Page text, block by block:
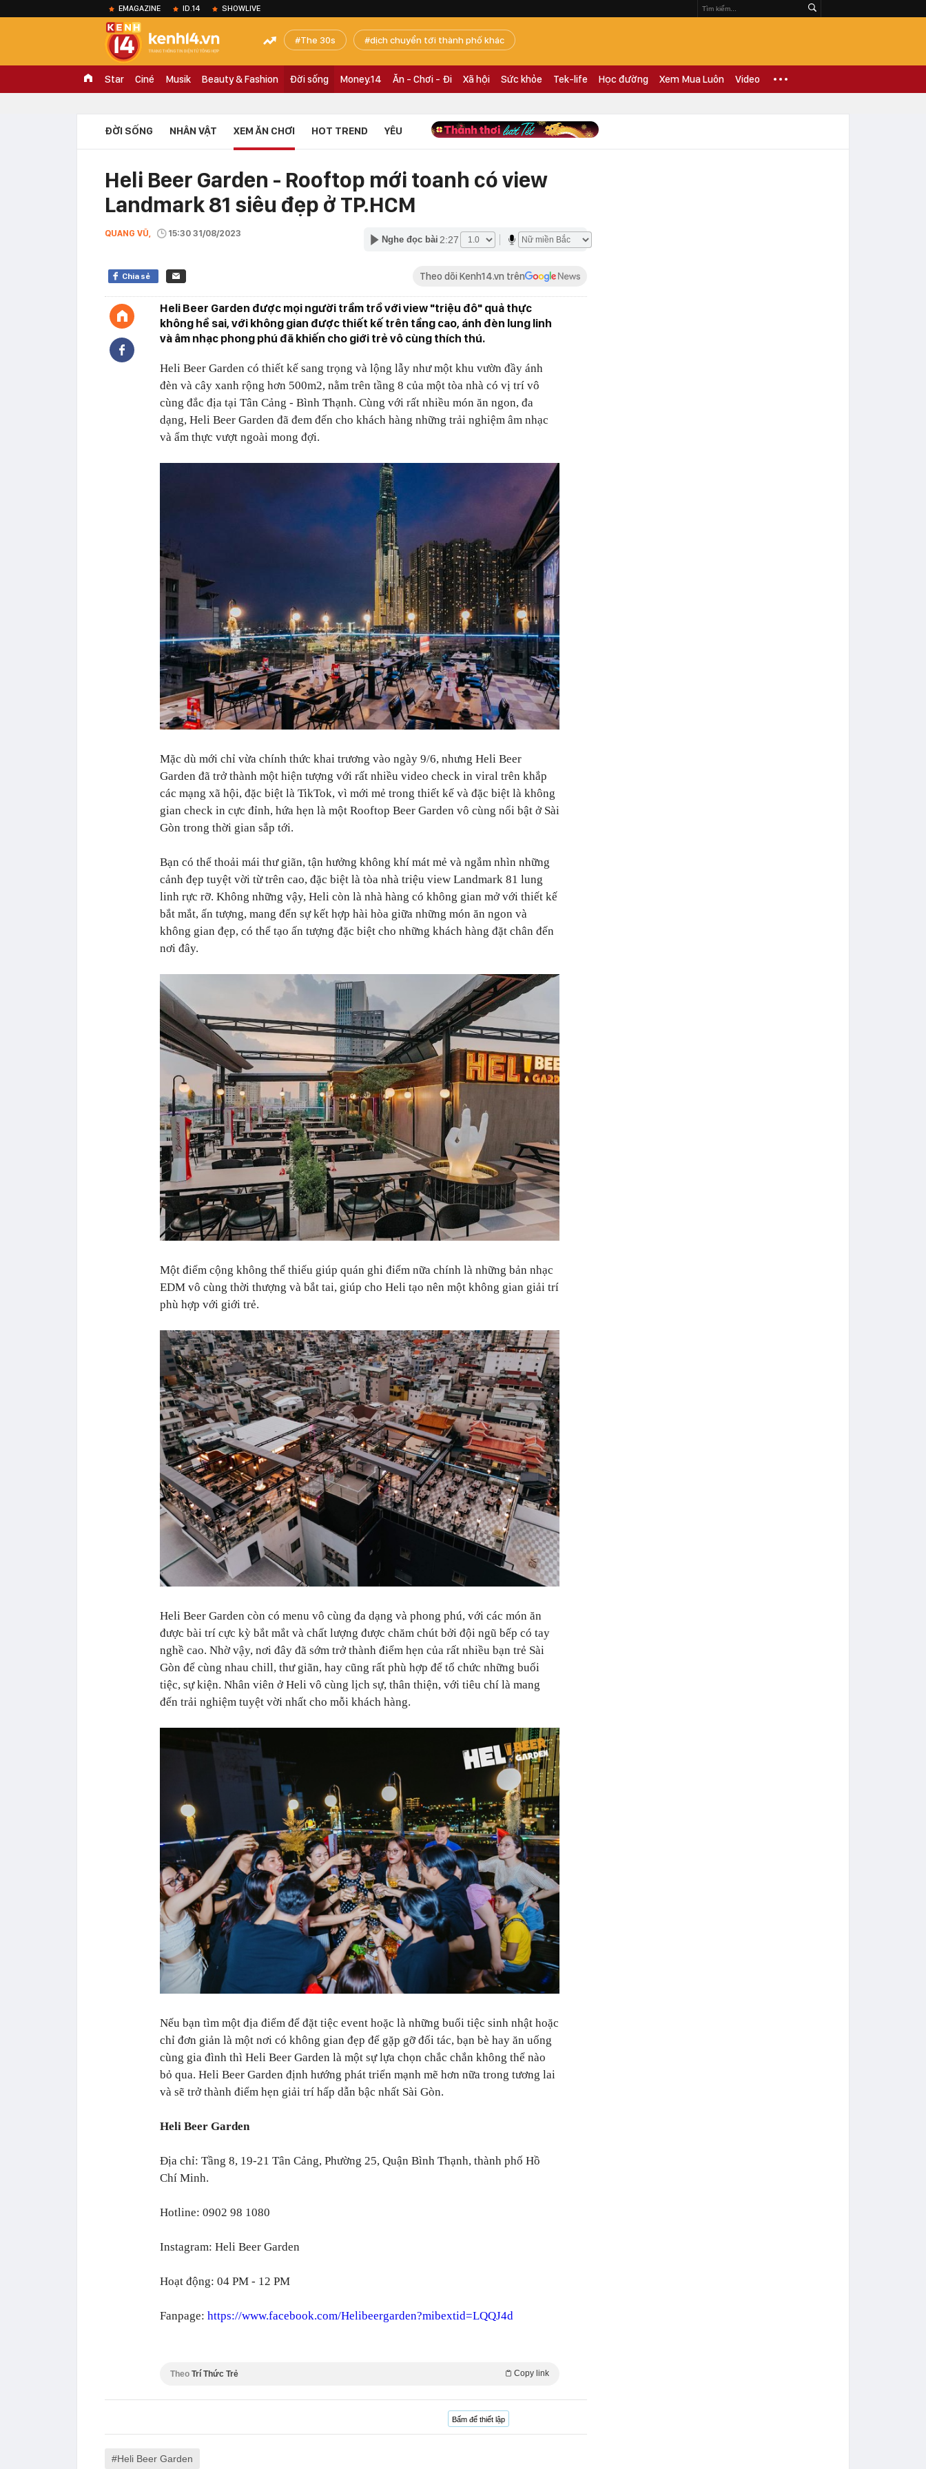
EMAGAZINE ID.14 SHOWLIVE
The 30s dịch chuyển tới thành phố khác
Star Ciné Musik Beauty & Fashion Đời sống Money.14 Ăn - Chơi - Đi Xã hội Sức khỏe Tek-life Học đường Xem Mua Luôn Video
ĐỜI SỐNG NHÂN VẬT XEM ĂN CHƠI HOT TREND YÊU
Heli Beer Garden - Rooftop mới toanh có view
Landmark 81 siêu đẹp ở TP.HCM
QUANG VŨ, 15:30 31/08/2023
Nghe đọc bài 2:27
Chia sẻ Theo dõi Kenh14.vn trên
Heli Beer Garden được mọi người trầm trồ với view "triệu đô" quả thực
không hề sai, với không gian được thiết kế trên tầng cao, ánh đèn lung linh
và âm nhạc phong phú đã khiến cho giới trẻ vô cùng thích thú.
Heli Beer Garden có thiết kế sang trọng và lộng lẫy như một khu vườn đầy ánh
đèn và cây xanh rộng hơn 500m2, nằm trên tầng 8 của một tòa nhà có vị trí vô
cùng đắc địa tại Tân Cảng - Bình Thạnh. Cùng với rất nhiều món ăn ngon, đa
dạng, Heli Beer Garden đã đem đến cho khách hàng những trải nghiệm âm nhạc
và ẩm thực vượt ngoài mong đợi.
Mặc dù mới chỉ vừa chính thức khai trương vào ngày 9/6, nhưng Heli Beer
Garden đã trở thành một hiện tượng với rất nhiều video check in viral trên khắp
các mạng xã hội, đặc biệt là TikTok, vì mới mẻ trong thiết kế và đặc biệt là không
gian check in cực đỉnh, hứa hẹn là một Rooftop Beer Garden vô cùng nổi bật ở Sài
Gòn trong thời gian sắp tới.
Bạn có thể thoải mái thư giãn, tận hưởng không khí mát mẻ và ngắm nhìn những
cảnh đẹp tuyệt vời từ trên cao, đặc biệt là tòa nhà triệu view Landmark 81 lung
linh rực rỡ. Không những vậy, Heli còn là nhà hàng có không gian mở với thiết kế
bắt mắt, ấn tượng, mang đến sự kết hợp hài hòa giữa những món ăn ngon và
không gian đẹp, có thể tạo ấn tượng đặc biệt cho những khách hàng đặt chân đến
nơi đây.
Một điểm cộng không thể thiếu giúp quán ghi điểm nữa chính là những bản nhạc
EDM vô cùng thời thượng và bắt tai, giúp cho Heli tạo nên một không gian giải trí
phù hợp với giới trẻ.
Heli Beer Garden còn có menu vô cùng đa dạng và phong phú, với các món ăn
được bài trí cực kỳ bắt mắt và chất lượng được chăm chút bởi đội ngũ bếp có tay
nghề cao. Nhờ vậy, nơi đây đã sớm trở thành điểm hẹn của rất nhiều bạn trẻ Sài
Gòn để cùng nhau chill, thư giãn, hay cũng rất phù hợp để tổ chức những buổi
tiệc, sự kiện. Nhân viên ở Heli vô cùng lịch sự, thân thiện, với tiêu chí là mang
đến trải nghiệm tuyệt vời nhất cho mỗi khách hàng.
Nếu bạn tìm một địa điểm để đặt tiệc event hoặc là những buổi tiệc sinh nhật hoặc
chỉ đơn giản là một nơi có không gian đẹp để gặp gỡ đối tác, bạn bè hay ăn uống
cùng gia đình thì Heli Beer Garden là một sự lựa chọn chắc chắn không thể nào
bỏ qua. Heli Beer Garden định hướng phát triển mạnh mẽ hơn nữa trong tương lai
và sẽ trở thành điểm hẹn giải trí hấp dẫn bậc nhất Sài Gòn.
Heli Beer Garden
Địa chỉ: Tầng 8, 19-21 Tân Cảng, Phường 25, Quận Bình Thạnh, thành phố Hồ
Chí Minh.
Hotline: 0902 98 1080
Instagram: Heli Beer Garden
Hoạt động: 04 PM - 12 PM
Fanpage: https://www.facebook.com/Helibeergarden?mibextid=LQQJ4d
Theo Trí Thức Trẻ Copy link
Bấm để thiết lập
Heli Beer Garden